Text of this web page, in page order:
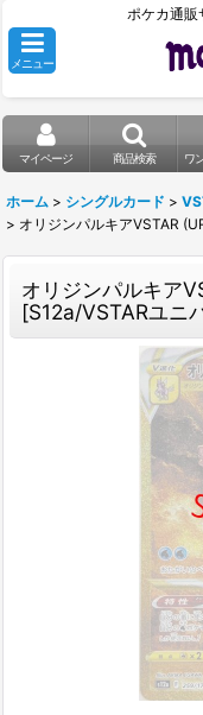
ポケカ通販
メニュー
マイページ 商品検索 ワ
ホーム > シングルカード >
> オリジンパルキアVSTAR
オリジンパルキア
[S12a/VSTARユニ